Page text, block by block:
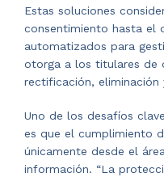
Estas soluciones
consentimiento hasta el
automatizados para
otorga a los titulares de
rectificación, eliminación
Uno de los desafíos
es que el cumplimiento
únicamente desde el
información. “La